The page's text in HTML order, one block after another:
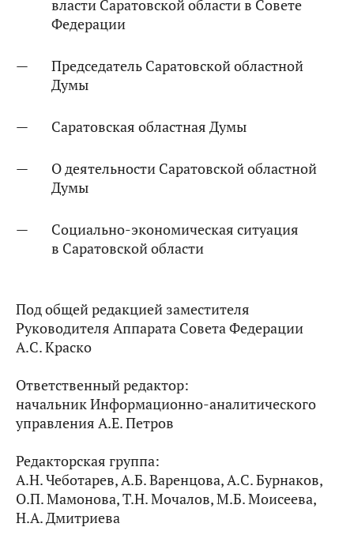
власти Саратовской области в Совете
Федерации
Председатель Саратовской областной
Думы
Саратовская областная Думы
О деятельности Саратовской областной
Думы
Социально-экономическая ситуация
в Саратовской области
Под общей редакцией заместителя
Руководителя Аппарата Совета Федерации
А.С. Краско
Ответственный редактор:
начальник Информационно-аналитического
управления А.Е. Петров
Редакторская группа:
А.Н. Чеботарев, А.Б. Варенцова, А.С. Бурнаков,
О.П. Мамонова, Т.Н. Мочалов, М.Б. Моисеева,
Н.А. Дмитриева